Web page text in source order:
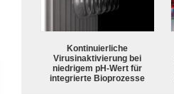
Kontinuierliche
Virusinaktivierung bei
niedrigem pH-Wert für
integrierte Bioprozesse